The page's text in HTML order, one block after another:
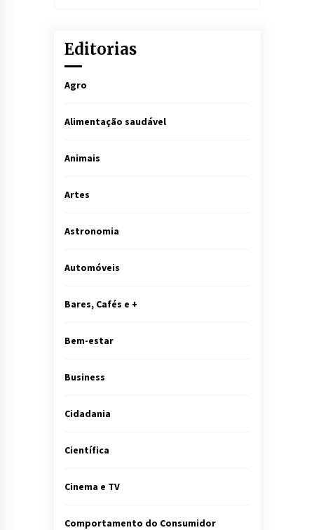
Editorias
Agro
Alimentação saudável
Animais
Artes
Astronomia
Automóveis
Bares, Cafés e +
Bem-estar
Business
Cidadania
Científica
Cinema e TV
Comportamento do Consumidor